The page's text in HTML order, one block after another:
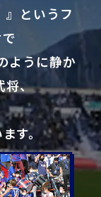
』というフ
ように静か
将、
す。